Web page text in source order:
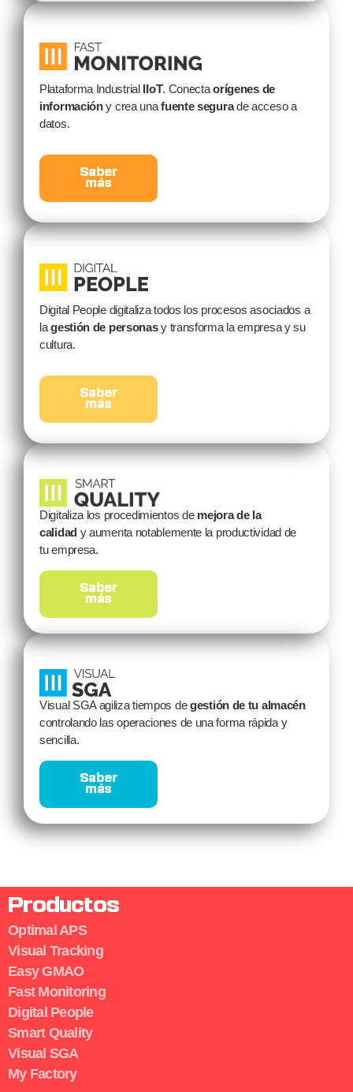
Plataforma Industrial IIoT. Conectaorígenes de
informacióny crea unafuente segurade acceso a
datos.
Saber
más
Digital People digitaliza todos los procesos asociados a
lagestión de personasy transforma la empresa y su
cultura.
Saber
más
Digitaliza los procedimientos de mejora de la
calidady aumenta notablemente la productividad de
tu empresa.
Saber
más
Visual SGA agiliza tiempos degestión de tu almacén
controlando las operaciones de una forma rápida y
sencilla.
Saber
más
Productos
Optimal APS
Visual Tracking
Easy GMAO
Fast Monitoring
Digital People
Smart Quality
Visual SGA
My Factory